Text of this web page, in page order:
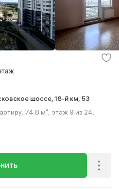
шоссе, 18-й км, 53
74.8 м², этаж 9 из 24.